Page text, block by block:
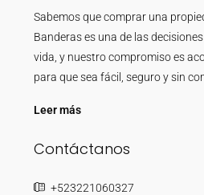
Sabemos que comprar una
Banderas es una de las
vida, y nuestro compromiso es
para que sea fácil, seguro y sin
Leer más
Contáctanos
+523221060327